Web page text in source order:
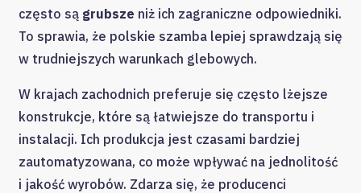
często są grubsze niż ich zagraniczne odpowiedniki.
To sprawia, że polskie szamba lepiej sprawdzają się
w trudniejszych warunkach glebowych.
W krajach zachodnich preferuje się często lżejsze
konstrukcje, które są łatwiejsze do transportu i
instalacji. Ich produkcja jest czasami bardziej
zautomatyzowana, co może wpływać na jednolitość
i jakość wyrobów. Zdarza się, że producenci